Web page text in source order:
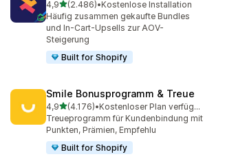
4,9von 5 Sternen
(2.486)
2486 Rezensionen insgesamt
•Kostenlose Installation
Häufig zusammen gekaufte Bundles
und In-Cart-Upsells zur AOV-
Steigerung
Built for Shopify
Smile Bonusprogramm & Treue
4,9von 5 Sternen
(4.176)
4176 Rezensionen insgesamt
•
Kostenloser Plan verfügbar
Treueprogramm für Kundenbindung mit
Punkten, Prämien, Empfehlu
Built for Shopify